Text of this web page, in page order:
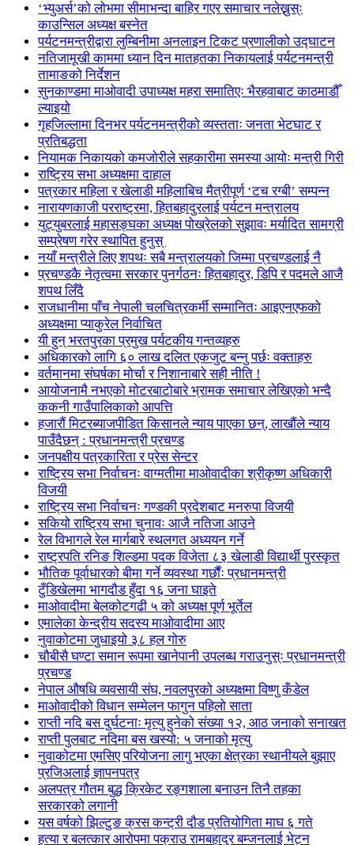
‘भ्युअर्स’को लोभमा सीमाभन्दा बाहिर गएर समाचार नलेख्नुस्ः
काउन्सिल अध्यक्ष बस्नेत
पर्यटनमन्त्रीद्वारा लुम्बिनीमा अनलाइन टिकट प्रणालीको उद्घाटन
नतिजामूखी काममा ध्यान दिन मातहतका निकायलाई पर्यटनमन्त्री
तामाङको निर्देशन
सुनकाण्डमा मा‌ओवादी उपाध्यक्ष महरा समातिएः भैरहवाबाट काठमाडौँ
ल्याइयो
गृहजिल्लामा दिनभर पर्यटनमन्त्रीको व्यस्तताः जनता भेटघाट र
प्रतिबद्धता
नियामक निकायको कमजोरीले सहकारीमा समस्या आयोः मन्त्री गिरी
राष्ट्रिय सभा अध्यक्षमा दाहाल
पत्रकार महिला र खेलाडी महिलाबिच मैत्रीपूर्ण ‘टच रग्बी’ सम्पन्न
नारायणकाजी परराष्ट्रमा, हितबहादुरलाई पर्यटन मन्त्रालय
युट्युबरलाई महासङ्घका अध्यक्ष पोख्रेलको सुझावः मर्यादित सामग्री
सम्प्रेषण गरेर स्थापित हुनुस्
नयाँ मन्त्रीले लिए शपथः सबै मन्त्रालयको जिम्मा प्रचण्डलाई नै
प्रचण्डकै नेतृत्वमा सरकार पुनर्गठनः हितबहादुर, डिपि र पदमले आजै
शपथ लिँदै
राजधानीमा पाँच नेपाली चलचित्रकर्मी सम्मानितः आइएनएफको
अध्यक्षमा प्याकुरेल निर्वाचित
यी हुन् भरतपुरका प्रमुख पर्यटकीय गन्तव्यहरु
अधिकारको लागि ६० लाख दलित एकजुट बन्नु पर्छः वक्ताहरु
वर्तमानमा संघर्षका मोर्चा र निशानाबारे सही नीति !
आयोजनामै नभएको मोटरबाटोबारे भ्रामक समाचार लेखिएको भन्दै
ककनी गाउँपालिकाको आपत्ति
हजारौं मिटरब्याजपीडित किसानले न्याय पाएका छन्, लाखौंले न्याय
पाउँदैछन् : प्रधानमन्त्री प्रचण्ड
जनपक्षीय पत्रकारिता र प्रेस सेन्टर
राष्ट्रिय सभा निर्वाचनः वाग्मतीमा माओवादीका श्रीकृष्ण अधिकारी
विजयी
राष्ट्रिय सभा निर्वाचनः गण्डकी प्रदेशबाट मनरुपा विजयी
सकियो राष्ट्रिय सभा चुनावः आजै नतिजा आउने
रेल विभागले रेल मार्गबारे स्थलगत अध्ययन गर्ने
राष्ट्रपति रनिङ शिल्डमा पदक विजेता ८३ खेलाडी विद्यार्थी पुरस्कृत
भौतिक पूर्वाधारको बीमा गर्ने व्यवस्था गर्छौंः प्रधानमन्त्री
टुँडिखेलमा भागदौड हुँदा १६ जना घाइते
माओवादीमा बेलकोटगढी ५ को अध्यक्ष पूर्ण भूर्तेल
एमालेका केन्द्रीय सदस्य माओ‌वादीमा आए
नुवाकोटमा जुधाइयो ३८ हल गोरु
चौबीसै घण्टा समान रूपमा खानेपानी उपलब्ध गराउनुस्ः प्रधानमन्त्री
प्रचण्ड
नेपाल औषधि व्यवसायी संघ, नवलपुरको अध्यक्षमा विष्णु कँडेल
माओवादीको विधान सम्मेलन फागुन पहिलो साता
राप्ती नदि बस दुर्घटनाः मृत्यु हुनेको संख्या १२, आठ जनाको सनाखत
राप्ती पुलबाट नदिमा बस खस्यो: ५ जनाको मृत्यु
नुवाकोटमा एमसिए परियोजना लागु भएका क्षेत्रका स्थानीयले बुझाए
प्रजिअलाई ज्ञापनपत्र
अलपत्र गौतम बुद्ध क्रिकेट रङ्गशाला बनाउन तिनै तहका
सरकारको लगानी
यस वर्षको झिल्टुङ क्रस कन्ट्री दौड प्रतियोगिता माघ ६ गते
हत्या र बलत्कार आरोपमा पक्राउ रामबहादुर बम्जनलाई भेट्न